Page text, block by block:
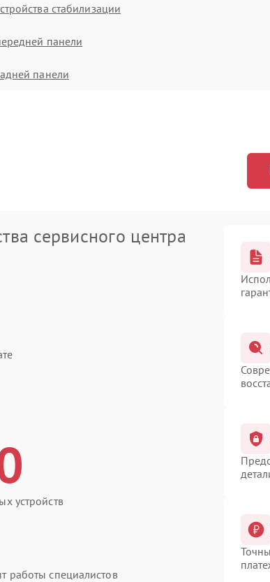
стабилизации
панели
панели
сервисного центра
устройств
работы специалистов